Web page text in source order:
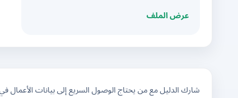
عرض الملف
شارك الدليل مع من يحتاج الوصول السريع إلى بيانات الأعمال